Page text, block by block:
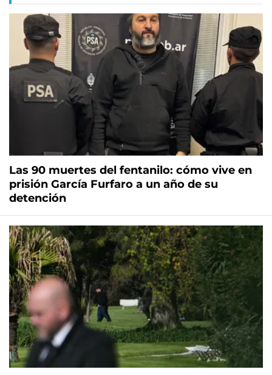
Las 90 muertes del fentanilo: cómo vive en
prisión García Furfaro a un año de su
detención